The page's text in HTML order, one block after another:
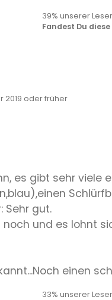
39% unserer
Fandest Du
2019 oder früher
es gibt sehr viele
Sehr gut.
und es lohnt
einen
33% unserer